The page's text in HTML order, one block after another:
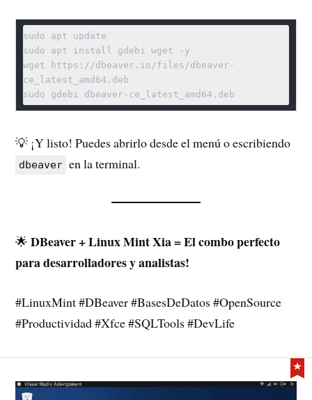
sudo apt update
sudo apt install gdebi wget -y
wget https://dbeaver.io/files/dbeaver-
ce_latest_amd64.deb
sudo gdebi dbeaver-ce_latest_amd64.deb
💡 ¡Y listo! Puedes abrirlo desde el menú o escribiendo
dbeaver en la terminal.
🌟DBeaver + Linux Mint Xia = El combo perfecto
para desarrolladores y analistas!
#LinuxMint #DBeaver #BasesDeDatos #OpenSource
#Productividad #Xfce #SQLTools #DevLife